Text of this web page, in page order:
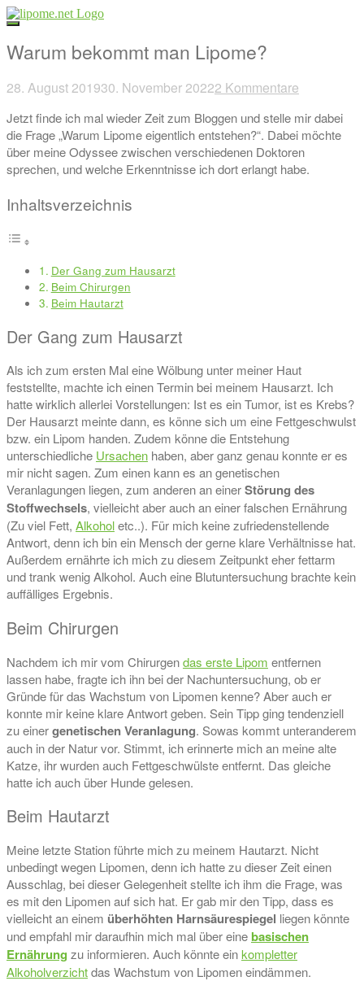
Direkt
zum
Warum bekommt man Lipome?
28. August 201930. November 20222 Kommentare
Beitragsnavigation
Jetzt finde ich mal wieder Zeit zum Bloggen und stelle mir dabei
die Frage „Warum Lipome eigentlich entstehen?“. Dabei möchte
über meine Odyssee zwischen verschiedenen Doktoren
sprechen, und welche Erkenntnisse ich dort erlangt habe.
Inhaltsverzeichnis
Der Gang zum Hausarzt
Beim Chirurgen
Beim Hautarzt
Der Gang zum Hausarzt
Als ich zum ersten Mal eine Wölbung unter meiner Haut
feststellte, machte ich einen Termin bei meinem Hausarzt. Ich
hatte wirklich allerlei Vorstellungen: Ist es ein Tumor, ist es Krebs?
Der Hausarzt meinte dann, es könne sich um eine Fettgeschwulst
bzw. ein Lipom handen. Zudem könne die Entstehung
unterschiedliche Ursachen haben, aber ganz genau konnte er es
mir nicht sagen. Zum einen kann es an genetischen
Veranlagungen liegen, zum anderen an einerStörung des
Stoffwechsels, vielleicht aber auch an einer falschen Ernährung
(Zu viel Fett, Alkoholetc..). Für mich keine zufriedenstellende
Antwort, denn ich bin ein Mensch der gerne klare Verhältnisse hat.
Außerdem ernährte ich mich zu diesem Zeitpunkt eher fettarm
und trank wenig Alkohol. Auch eine Blutuntersuchung brachte kein
auffälliges Ergebnis.
Beim Chirurgen
Nachdem ich mir vom Chirurgendas erste Lipom entfernen
lassen habe, fragte ich ihn bei der Nachuntersuchung, ob er
Gründe für das Wachstum von Lipomen kenne? Aber auch er
konnte mir keine klare Antwort geben. Sein Tipp ging tendenziell
zu einergenetischen Veranlagung. Sowas kommt unteranderem
auch in der Natur vor. Stimmt, ich erinnerte mich an meine alte
Katze, ihr wurden auch Fettgeschwülste entfernt. Das gleiche
hatte ich auch über Hunde gelesen.
Beim Hautarzt
Meine letzte Station führte mich zu meinem Hautarzt. Nicht
unbedingt wegen Lipomen, denn ich hatte zu dieser Zeit einen
Ausschlag, bei dieser Gelegenheit stellte ich ihm die Frage, was
es mit den Lipomen auf sich hat. Er gab mir den Tipp, dass es
vielleicht an einem überhöhten Harnsäurespiegel liegen könnte
und empfahl mir daraufhin mich mal über einebasischen
Ernährung zu informieren. Auch könnte einkompletter
Alkoholverzichtdas Wachstum von Lipomen eindämmen.